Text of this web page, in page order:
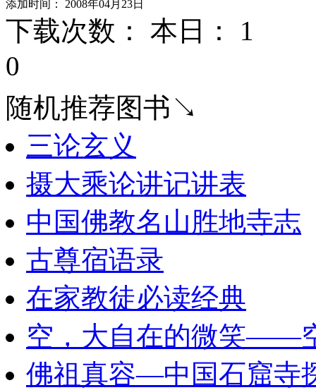
添加时间： 2008年04月23日
下载次数： 本日： 1
0
随机推荐图书↘
三论玄义
摄大乘论讲记讲表
中国佛教名山胜地寺志
古尊宿语录
在家教徒必读经典
空，大自在的微笑——
佛祖真容—中国石窟寺